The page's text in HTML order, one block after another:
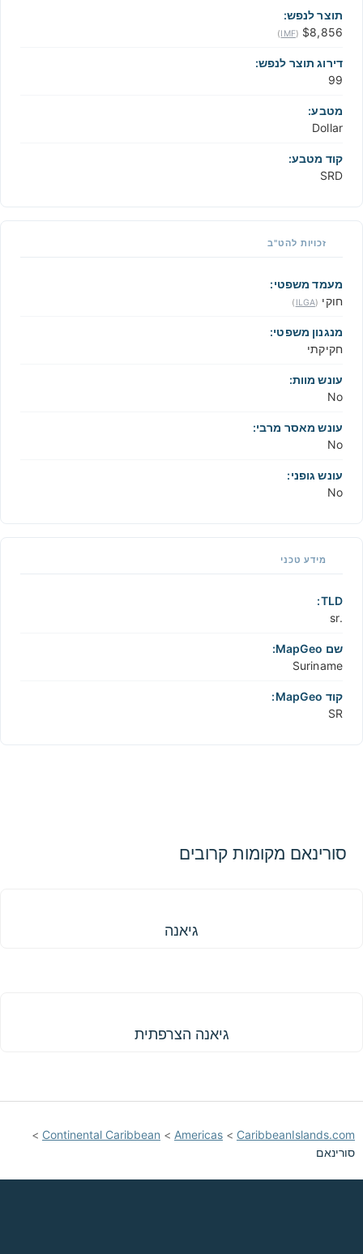
תוצר לנפש:
$8,856
(
IMF
)
דירוג תוצר לנפש:
99
מטבע:
Dollar
קוד מטבע:
SRD
זכויות להט"ב
מעמד משפטי:
חוקי (
ILGA
)
מנגנון משפטי:
חקיקתי
עונש מוות:
No
עונש מאסר מרבי:
No
עונש גופני:
No
מידע טכני
TLD:
.sr
שם MapGeo:
Suriname
קוד MapGeo:
SR
סורינאם מקומות קרובים
גיאנה
גיאנה הצרפתית
CaribbeanIslands.com
>
Americas
>
Continental Caribbean
>
סורינאם